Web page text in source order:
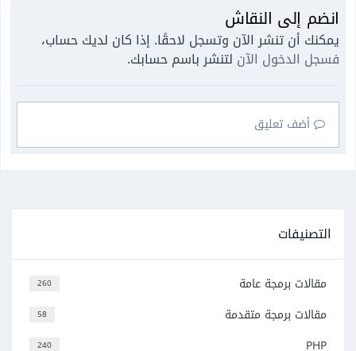
انضم إلى النقاش
يمكنك أن تنشر الآن وتسجل لاحقًا. إذا كان لديك حساب،
فسجل الدخول الآن لتنشر باسم حسابك.
أضف تعليق
التصنيفات
260 مقالات برمجة عامة
58 مقالات برمجة متقدمة
240 PHP